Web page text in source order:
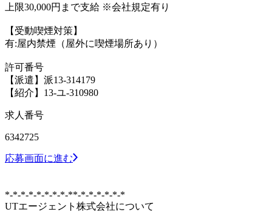
上限30,000円まで支給 ※会社規定有り
【受動喫煙対策】
有:屋内禁煙（屋外に喫煙場所あり）
許可番号
【派遣】派13-314179
【紹介】13-ユ-310980
求人番号
6342725
応募画面に進む
*-*-*-*-*-*-*-*-**-*-*-*-*-*-*
UTエージェント株式会社について